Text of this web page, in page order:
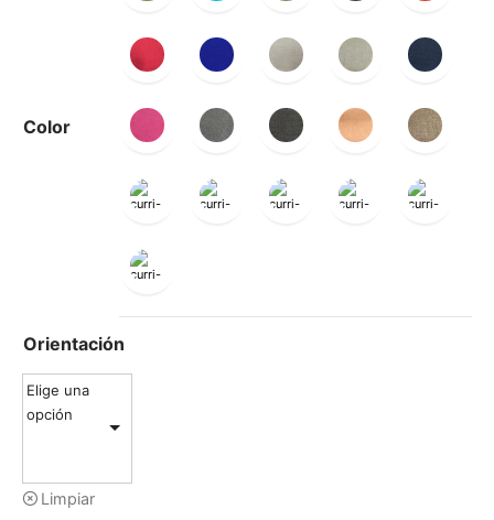
Color
Orientación
Elige una
opción
Limpiar